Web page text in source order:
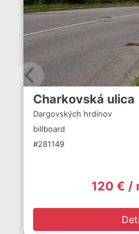
Charkovská ulica
Dargovských hrdinov
billboard
#281149
120 € /